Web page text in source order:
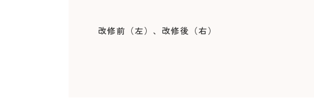
改修前（左）、改修後（右）